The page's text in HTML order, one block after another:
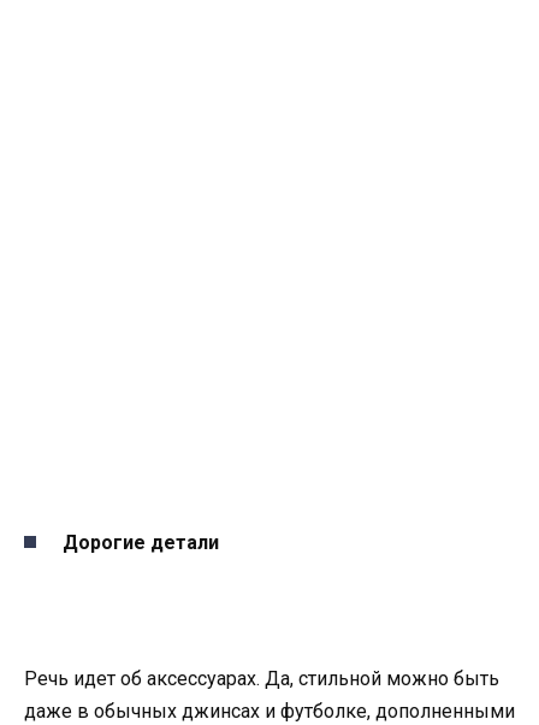
Дорогие детали
Речь идет об аксессуарах. Да, стильной можно быть
даже в обычных джинсах и футболке, дополненными